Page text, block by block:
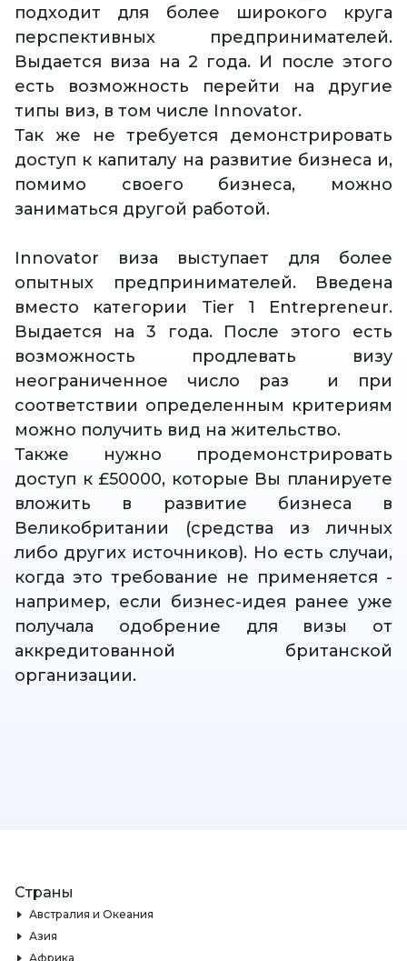
подходит для более широкого круга
перспективных предпринимателей.
Выдается виза на 2 года. И после этого
есть возможность перейти на другие
типы виз, в том числе Innovator.
Так же не требуется демонстрировать
доступ к капиталу на развитие бизнеса и,
помимо своего бизнеса, можно
заниматься другой работой.
Innovator виза выступает для более
опытных предпринимателей. Введена
вместо категории Tier 1 Entrepreneur.
Выдается на 3 года. После этого есть
возможность продлевать визу
неограниченное число раз и при
соответствии определенным критериям
можно получить вид на жительство.
Также нужно продемонстрировать
доступ к £50000, которые Вы планируете
вложить в развитие бизнеса в
Великобритании (средства из личных
либо других источников). Но есть случаи,
когда это требование не применяется -
например, если бизнес-идея ранее уже
получала одобрение для визы от
аккредитованной британской
организации.
Страны
Австралия и Океания
Азия
Африка